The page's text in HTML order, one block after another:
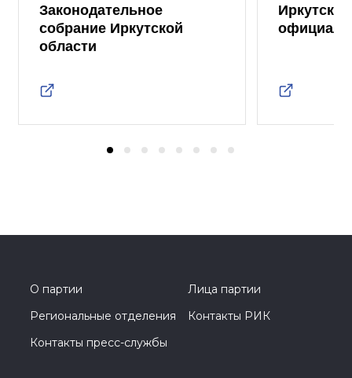
Законодательное
собрание Иркутской
области
О партии
Лица партии
Региональные отделения
Контакты РИК
Контакты пресс-службы